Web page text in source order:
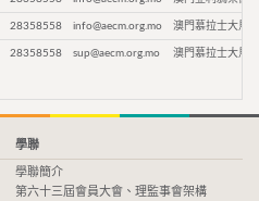
28358558 info@aecm.org.mo 澳門慕拉士大馬
28358558 sup@aecm.org.mo 澳門慕拉士大馬
學聯
學聯簡介
第六十三屆會員大會、理監事會架構